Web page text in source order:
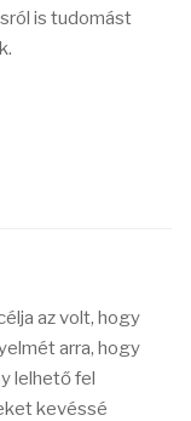
is tudomást
az volt, hogy
arra, hogy
lelhető fel
kevéssé